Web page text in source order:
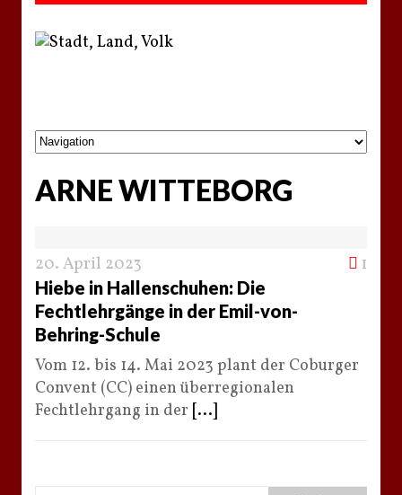
ARNE WITTEBORG
20. April 2023 1
Hiebe in Hallenschuhen: Die
Fechtlehrgänge in der Emil-von-
Behring-Schule
Vom 12. bis 14. Mai 2023 plant der Coburger
Convent (CC) einen überregionalen
Fechtlehrgang in der [...]